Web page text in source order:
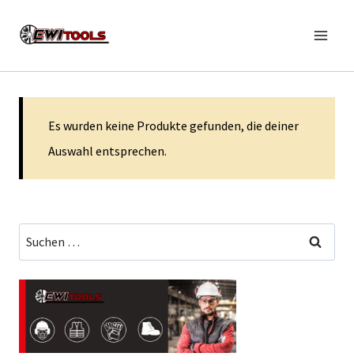
Inhalt
Es wurden keine Produkte gefunden, die deiner
Auswahl entsprechen.
Suchen
nach: